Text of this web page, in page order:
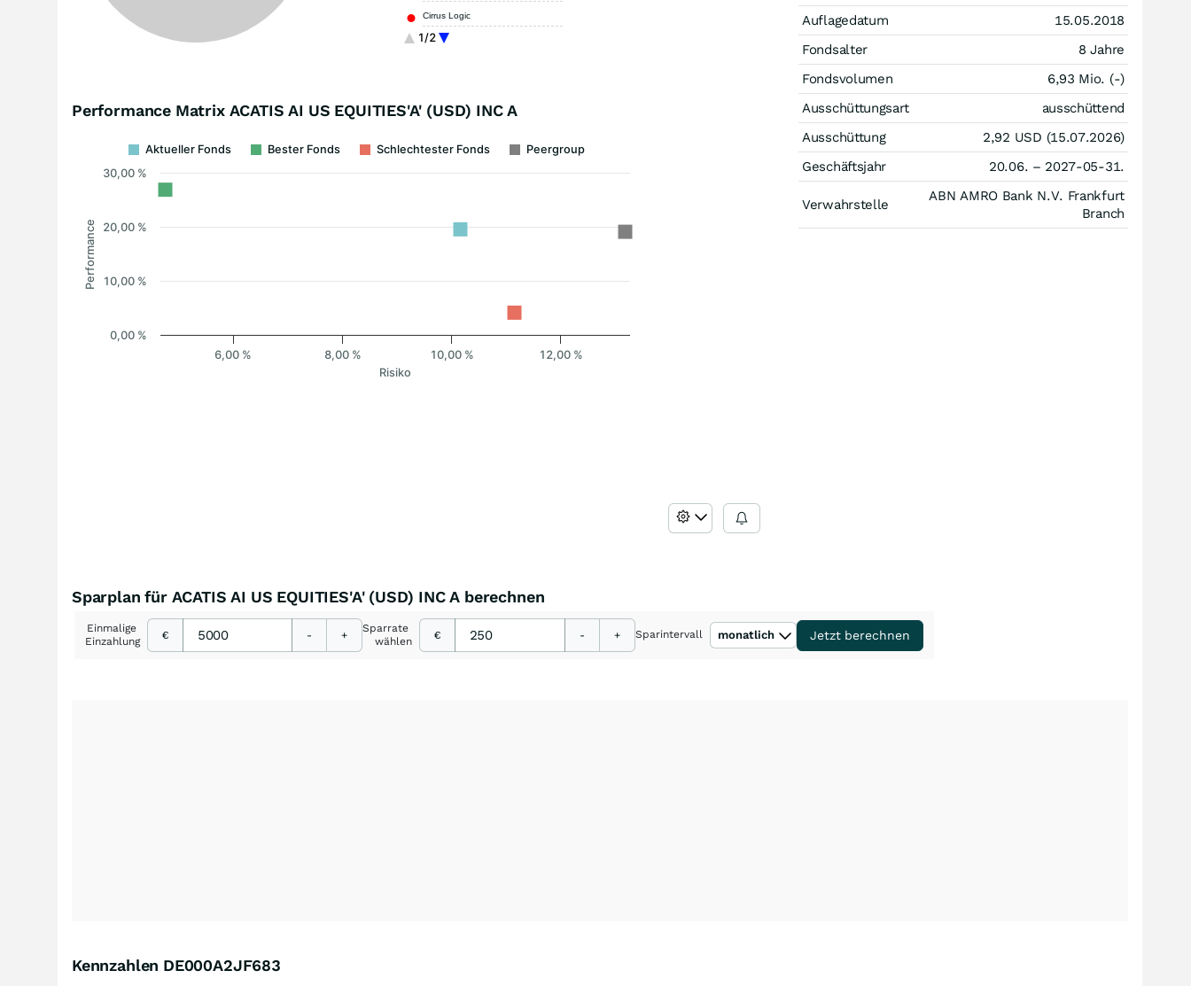
1/2
Cirrus Logic
AT&T
Performance Matrix ACATIS AI US EQUITIES'A' (USD) INC A
Risiko
Performance
Aktueller Fonds Bester Fonds Schlechtester Fonds Peergroup
6,00 % 8,00 % 10,00 % 12,00 %
0,00 %
10,00 %
20,00 %
30,00 %
Auflagedatum
15.05.2018
Fondsalter
8 Jahre
Fondsvolumen
6,93 Mio. (-)
Ausschüttungsart
ausschüttend
Ausschüttung
2,92 USD (15.07.2026)
Geschäftsjahr
20.06. – 2027-05-31.
Verwahrstelle
ABN AMRO Bank N.V. Frankfurt
Branch
Sparplan für ACATIS AI US EQUITIES'A' (USD) INC A berechnen
Einmalige
Einzahlung
€ - +
Sparrate
wählen
€ - + Sparintervall monatlich Jetzt berechnen
Kennzahlen DE000A2JF683